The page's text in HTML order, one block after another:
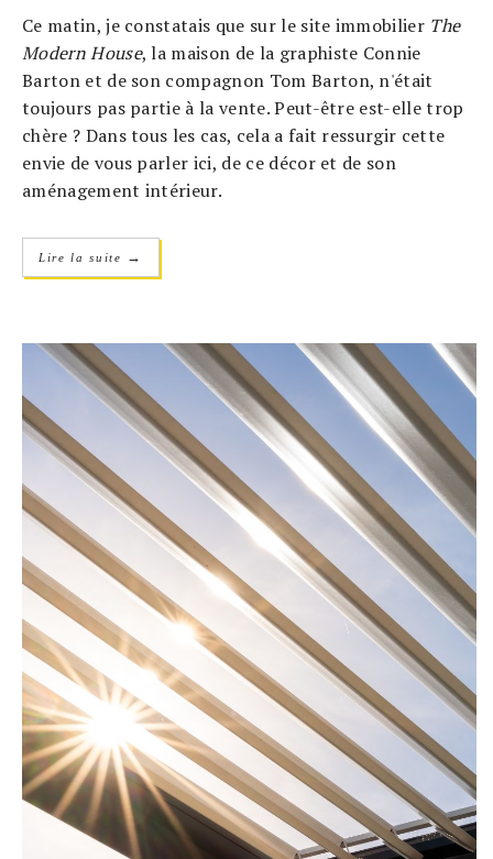
Ce matin, je constatais que sur le site immobilier The
Modern House, la maison de la graphiste Connie
Barton et de son compagnon Tom Barton, n'était
toujours pas partie à la vente. Peut-être est-elle trop
chère ? Dans tous les cas, cela a fait ressurgir cette
envie de vous parler ici, de ce décor et de son
aménagement intérieur.
Lire la suite →